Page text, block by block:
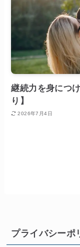
継続力を身につ
り】
2026年7月4日
プライバシーポ